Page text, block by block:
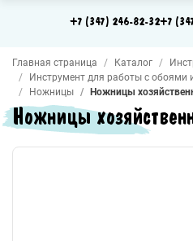
+7 (347) 246-82-32+7
Главная страница Каталог
Инструмент для работы с обоями
Ножницы
Ножницы
Ножницы